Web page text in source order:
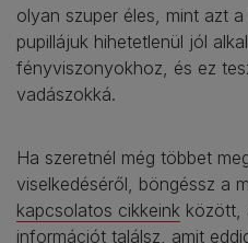
olyan szuper éles, mint azt
pupillájuk hihetetlenül jól
fényviszonyokhoz, és ez
vadászokká.
Ha szeretnél még többet
viselkedéséről, böngéssz a
kapcsolatos cikkeink között,
információt találsz, amit